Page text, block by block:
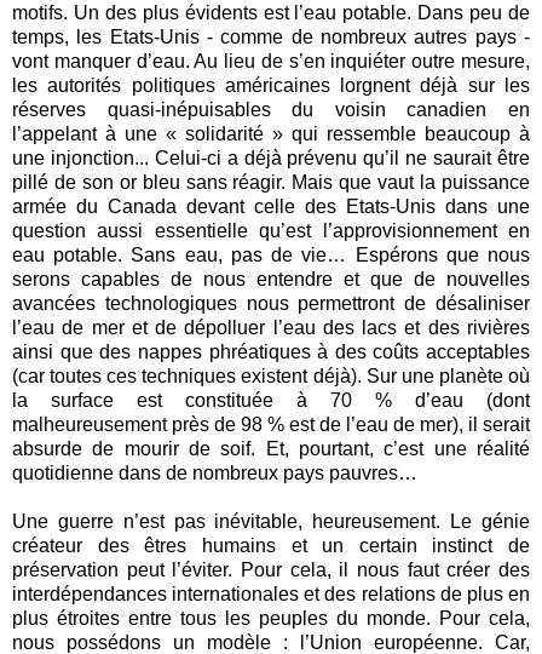
motifs. Un des plus évidents est l’eau potable. Dans peu de
temps, les Etats-Unis - comme de nombreux autres pays -
vont manquer d’eau. Au lieu de s’en inquiéter outre mesure,
les autorités politiques américaines lorgnent déjà sur les
réserves quasi-inépuisables du voisin canadien en
l’appelant à une « solidarité » qui ressemble beaucoup à
une injonction... Celui-ci a déjà prévenu qu’il ne saurait être
pillé de son or bleu sans réagir. Mais que vaut la puissance
armée du Canada devant celle des Etats-Unis dans une
question aussi essentielle qu’est l’approvisionnement en
eau potable. Sans eau, pas de vie… Espérons que nous
serons capables de nous entendre et que de nouvelles
avancées technologiques nous permettront de désaliniser
l’eau de mer et de dépolluer l’eau des lacs et des rivières
ainsi que des nappes phréatiques à des coûts acceptables
(car toutes ces techniques existent déjà). Sur une planète où
la surface est constituée à 70 % d’eau (dont
malheureusement près de 98 % est de l’eau de mer), il serait
absurde de mourir de soif. Et, pourtant, c’est une réalité
quotidienne dans de nombreux pays pauvres…
Une guerre n’est pas inévitable, heureusement. Le génie
créateur des êtres humains et un certain instinct de
préservation peut l’éviter. Pour cela, il nous faut créer des
interdépendances internationales et des relations de plus en
plus étroites entre tous les peuples du monde. Pour cela,
nous possédons un modèle : l’Union européenne. Car,